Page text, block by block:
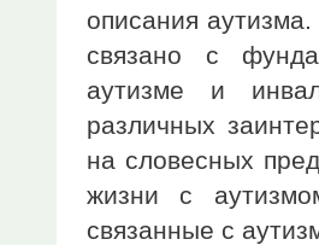
описания
связано с
аутизме и
различных
на словесных
жизни с
связанные с